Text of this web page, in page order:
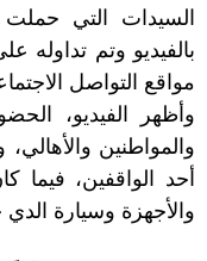
السيدات التي
بالفيديو وتم
مواقع التواصل
وأظهر الفيديو،
والمواطنين
أحد الواقفين،
والأجهزة وسيارة